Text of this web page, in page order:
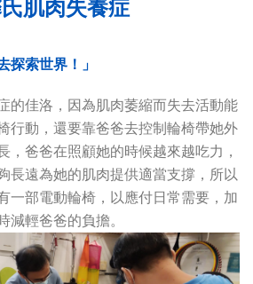
肌肉失養症
探索世界！」
的佳洛，因為肌肉萎縮而失去活動能
行動，還要靠爸爸去控制輪椅帶她外
，爸爸在照顧她的時候越來越吃力，
長遠為她的肌肉提供適當支撐，所以
一部電動輪椅，以應付日常需要，加
減輕爸爸的負擔。